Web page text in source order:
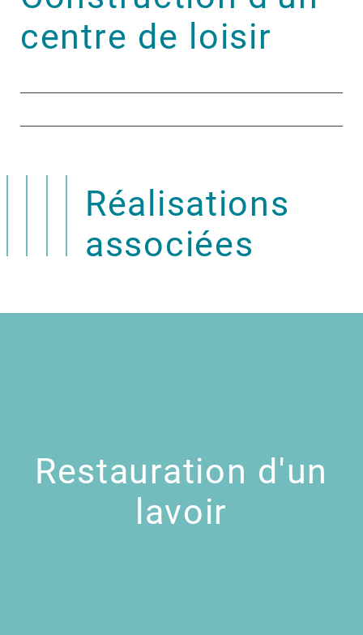
centre de loisir
Réalisations
associées
Restauration d'un
lavoir